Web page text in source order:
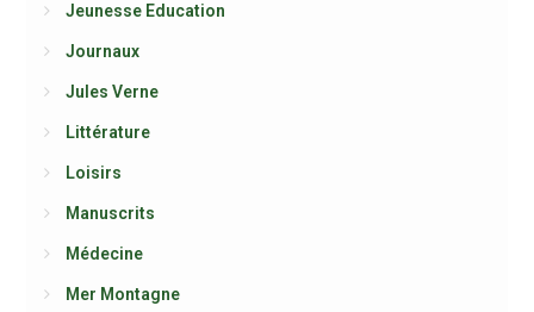
Jeunesse Education
Journaux
Jules Verne
Littérature
Loisirs
Manuscrits
Médecine
Mer Montagne